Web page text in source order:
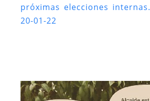
próximas elecciones internas.
20-01-22